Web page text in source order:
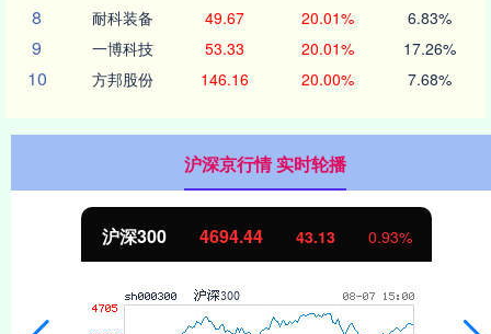
8 耐科装备 49.67 20.01% 6.83%
9 一博科技 53.33 20.01% 17.26%
10 方邦股份 146.16 20.00% 7.68%
沪深京行情 实时轮播
沪深300 4694.44 43.13 0.93%